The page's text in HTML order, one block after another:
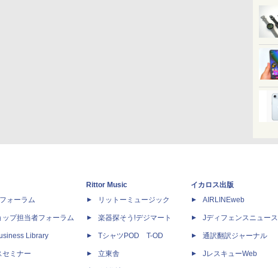
ォーラム
ップ担当者フォーラム
Library
セミナー
Rittor Music
リットーミュージック
楽器探そう!デジマート
TシャツPOD T-OD
立東舎
イカロス出版
AIRLINEweb
Jディフェンスニュース
通訳翻訳ジャーナル
JレスキューWeb